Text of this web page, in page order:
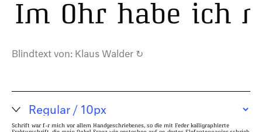
Im Ohr habe ich
Blindtext von: Klaus Walder ↻
Schrift war für mich vor allem Handgeschriebenes, so die mit Feder kalligraphierte